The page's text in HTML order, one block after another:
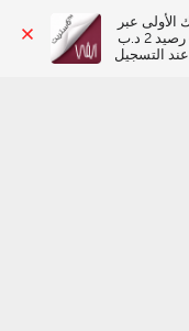
عند التسجيل